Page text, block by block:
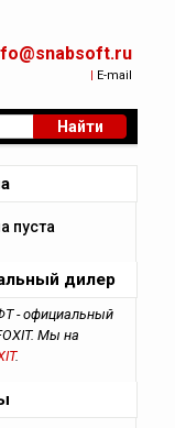
| E-mail
Найти
пуста
дилер
- официальный
Мы на
.